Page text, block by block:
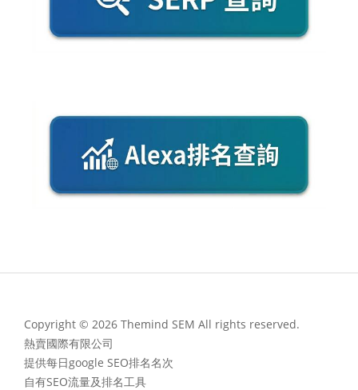
Copyright © 2026 Themind SEM All rights reserved.
熱賣國際有限公司
提供每日google SEO排名名次
自有SEO流量及排名工具